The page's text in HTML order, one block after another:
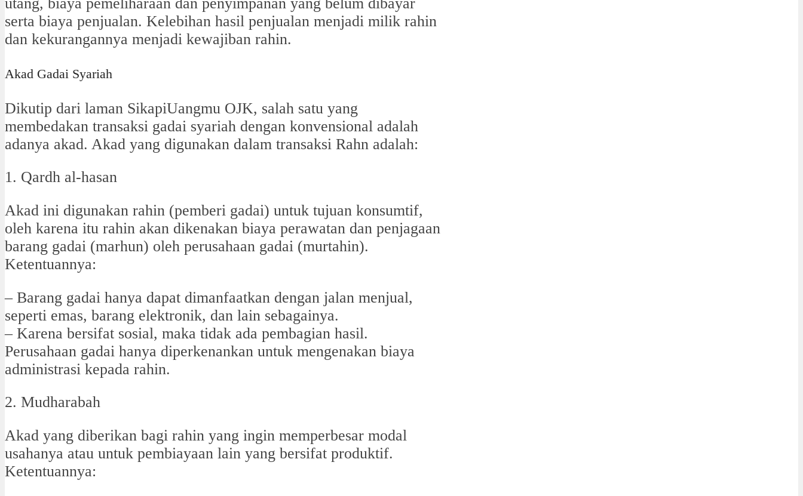
serta biaya penjualan. Kelebihan hasil penjualan menjadi milik rahin
dan kekurangannya menjadi kewajiban rahin.
Akad Gadai Syariah
Dikutip dari laman SikapiUangmu OJK, salah satu yang
membedakan transaksi gadai syariah dengan konvensional adalah
adanya akad. Akad yang digunakan dalam transaksi Rahn adalah:
1. Qardh al-hasan
Akad ini digunakan rahin (pemberi gadai) untuk tujuan konsumtif,
oleh karena itu rahin akan dikenakan biaya perawatan dan penjagaan
barang gadai (marhun) oleh perusahaan gadai (murtahin).
Ketentuannya:
– Barang gadai hanya dapat dimanfaatkan dengan jalan menjual,
seperti emas, barang elektronik, dan lain sebagainya.
– Karena bersifat sosial, maka tidak ada pembagian hasil.
Perusahaan gadai hanya diperkenankan untuk mengenakan biaya
administrasi kepada rahin.
2. Mudharabah
Akad yang diberikan bagi rahin yang ingin memperbesar modal
usahanya atau untuk pembiayaan lain yang bersifat produktif.
Ketentuannya: